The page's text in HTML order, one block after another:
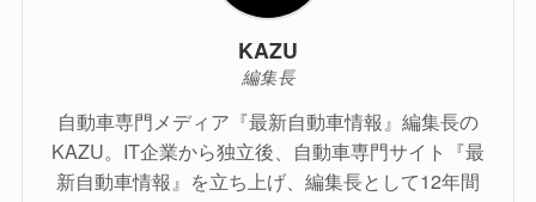
KAZU
編集長
自動車専門メディア『最新自動車情報』編集長の
KAZU。IT企業から独立後、自動車専門サイト『最
新自動車情報』を立ち上げ、編集長として12年間